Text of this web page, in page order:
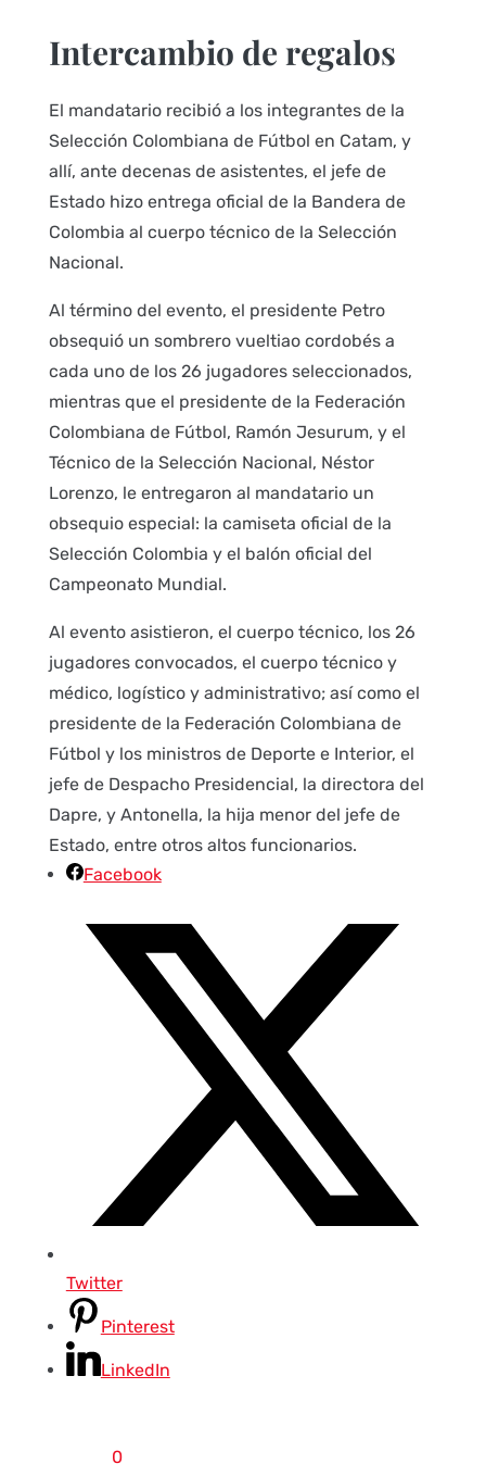
Intercambio de regalos
El mandatario recibió a los integrantes de la
Selección Colombiana de Fútbol en Catam, y
allí, ante decenas de asistentes, el jefe de
Estado hizo entrega oficial de la Bandera de
Colombia al cuerpo técnico de la Selección
Nacional.
Al término del evento, el presidente Petro
obsequió un sombrero vueltiao cordobés a
cada uno de los 26 jugadores seleccionados,
mientras que el presidente de la Federación
Colombiana de Fútbol, Ramón Jesurum, y el
Técnico de la Selección Nacional, Néstor
Lorenzo, le entregaron al mandatario un
obsequio especial: la camiseta oficial de la
Selección Colombia y el balón oficial del
Campeonato Mundial.
Al evento asistieron, el cuerpo técnico, los 26
jugadores convocados, el cuerpo técnico y
médico, logístico y administrativo; así como el
presidente de la Federación Colombiana de
Fútbol y los ministros de Deporte e Interior, el
jefe de Despacho Presidencial, la directora del
Dapre, y Antonella, la hija menor del jefe de
Estado, entre otros altos funcionarios.
Facebook
Twitter
Pinterest
LinkedIn
0